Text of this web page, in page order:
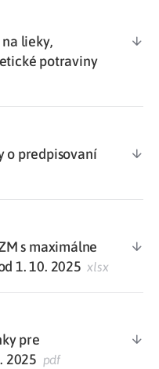
lieky,
potraviny
o predpisovaní
s maximálne
1. 10. 2025 xlsx
pre
2025 pdf